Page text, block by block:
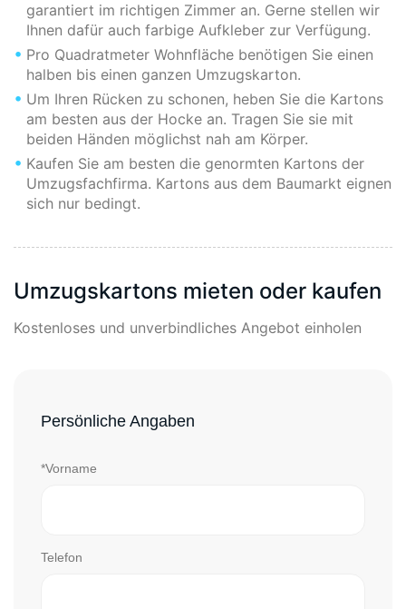
garantiert im richtigen Zimmer an. Gerne stellen wir
Ihnen dafür auch farbige Aufkleber zur Verfügung.
Pro Quadratmeter Wohnfläche benötigen Sie einen
halben bis einen ganzen Umzugskarton.
Um Ihren Rücken zu schonen, heben Sie die Kartons
am besten aus der Hocke an. Tragen Sie sie mit
beiden Händen möglichst nah am Körper.
Kaufen Sie am besten die genormten Kartons der
Umzugsfachfirma. Kartons aus dem Baumarkt eignen
sich nur bedingt.
Umzugskartons mieten oder kaufen
Kostenloses und unverbindliches Angebot einholen
Persönliche Angaben
*Vorname
Telefon